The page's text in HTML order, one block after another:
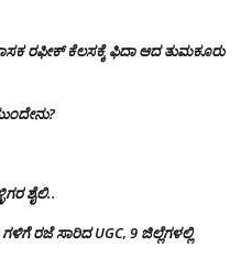
ರಫೀಕ್ ಕೆಲಸಕ್ಕೆ ಫಿದಾ ಆದ ತುಮಕೂರು
ಶೈಲಿ..
ರಜೆ ಸಾರಿದ UGC, 9 ಜಿಲ್ಲೆಗಳಲ್ಲಿ